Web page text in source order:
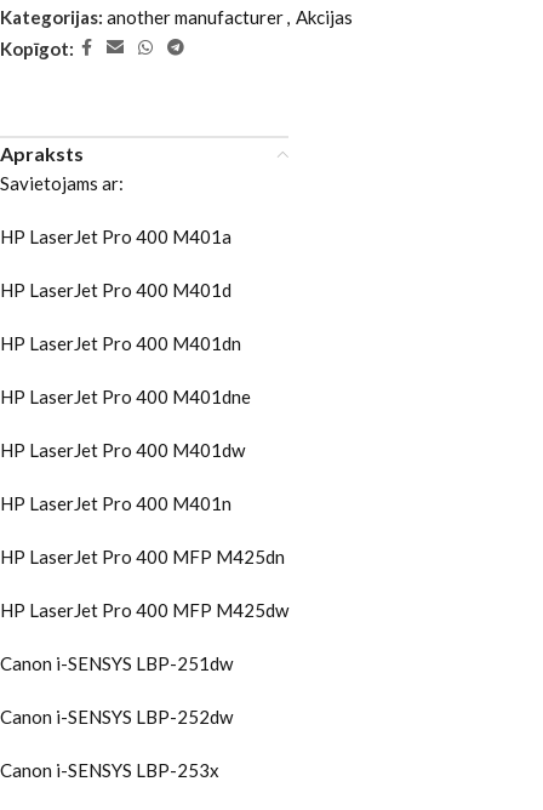
Kategorijas: another manufacturer, Akcijas
Kopīgot:
Apraksts
Savietojams ar:
HP LaserJet Pro 400 M401a
HP LaserJet Pro 400 M401d
HP LaserJet Pro 400 M401dn
HP LaserJet Pro 400 M401dne
HP LaserJet Pro 400 M401dw
HP LaserJet Pro 400 M401n
HP LaserJet Pro 400 MFP M425dn
HP LaserJet Pro 400 MFP M425dw
Canon i-SENSYS LBP-251dw
Canon i-SENSYS LBP-252dw
Canon i-SENSYS LBP-253x